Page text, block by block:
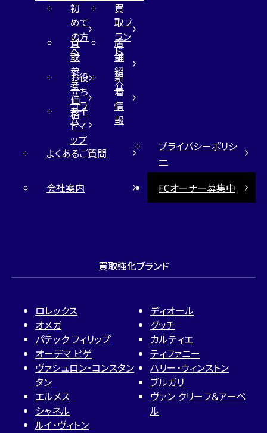
初
めて
の方
へ
買
取ブ
ラン
ド
買
取
参
考
価
格
店
舗
紹
介
お役
立ち
コラ
ム
新
着
情
報
サイ
トマ
ップ
よくあるご質問
プライバシーポリシ
ー
会社案内
FCオーナー募集中
買取強化ブランド
ロレックス
オメガ
パテック フィリップ
オーデマ ピゲ
ヴァシュロン・コンスタン
タン
エルメス
シャネル
ルイ・ヴィトン
ディオール
グッチ
カルティエ
ティファニー
ハリー・ウィンストン
ブルガリ
ヴァン クリーフ＆アーペ
ル